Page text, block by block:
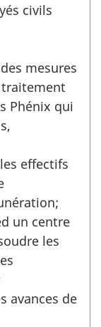
civils
mesures
Phénix qui
effectifs
un centre
les
avances de